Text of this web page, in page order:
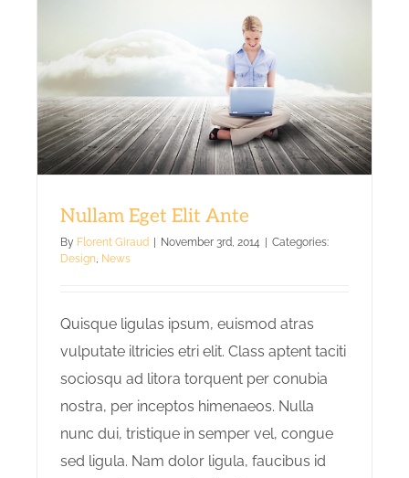
Nullam Eget Elit Ante
By Florent Giraud November 3rd, 2014
Categories:
Design, News
Quisque ligulas ipsum, euismod atras
vulputate iltricies etri elit. Class aptent taciti
sociosqu ad litora torquent per conubia
nostra, per inceptos himenaeos. Nulla
nunc dui, tristique in semper vel, congue
sed ligula. Nam dolor ligula, faucibus id